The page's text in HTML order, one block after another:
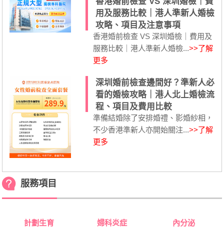
用及服務比較｜港人準新人婚檢
攻略、項目及注意事項
香港婚前檢查 VS 深圳婚檢｜費用及
服務比較｜港人準新人婚檢...>>了解
更多
深圳婚前檢查邊間好？準新人必
看的婚檢攻略｜港人北上婚檢流
程、項目及費用比較
準備結婚除了安排婚禮、影婚紗相，
不少香港準新人亦開始關注...>>了解
更多
服務項目
計劃生育 婦科炎症 內分泌